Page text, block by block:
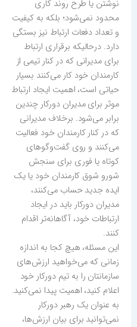
نوشتن یا طرح روند کاری
محدود نمی‌شود؛ بلکه به کیفیت
و تعداد دفعات ارتباط نیز بستگی
دارد. درحالیکه برقراری ارتباط
برای مدیرانی که در کنار تیمی از
کارمندان خود کار می‌کنند بسیار
حیاتی است، اهمیت ایجاد ارتباط
موثر برای مدیران دورکار چندین
برابر می‌شود. برخلاف مدیرانی
که در کنار کارمندان خود فعالیت
می‌کنند و روی گفت‌و‌گوهای
کوتاه یا فوری برای سنجش
شورو شوق کارمندان خود یا یک
ایده جدید حساب می‌کنند،
مدیران دورکار باید در ایجاد
ارتباطات خود، آگاهانه‌تر اقدام
کنند.
این مسئله، هیچ کجا به اندازه
زمانی که می‌خواهید ارزش‌های
سازمانتان را به تیم دورکار خود
اعلام کنید، اهمیت پیدا نمی‌کنید.
به عنوان یک رهبر دورکار
نمی‌توانید برای بیان ارزش‌ها،